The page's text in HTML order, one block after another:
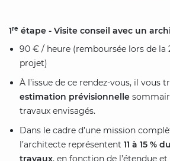
1re étape - Visite conseil avec un
90 € / heure (remboursée lors de la
projet)
À l’issue de ce rendez-vous, il vous
estimation prévisionnelle
travaux envisagés.
Dans le cadre d’une mission
l’architecte représentent 11 à 15 %
travaux, en fonction de l’étendue